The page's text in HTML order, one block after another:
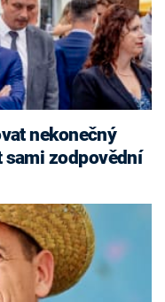
sami zodpovědní